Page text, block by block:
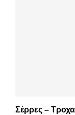
Σέρρες –